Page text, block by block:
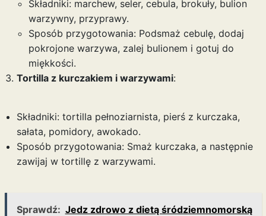
Składniki: marchew, seler, cebula, brokuły, bulion
warzywny, przyprawy.
Sposób przygotowania: Podsmaż cebulę, dodaj
pokrojone warzywa, zalej bulionem i gotuj do
miękkości.
Tortilla z kurczakiem i warzywami:
Składniki: tortilla pełnoziarnista, pierś z kurczaka,
sałata, pomidory, awokado.
Sposób przygotowania: Smaż kurczaka, a następnie
zawijaj w tortillę z warzywami.
Sprawdź: Jedz zdrowo z dietą śródziemnomorską